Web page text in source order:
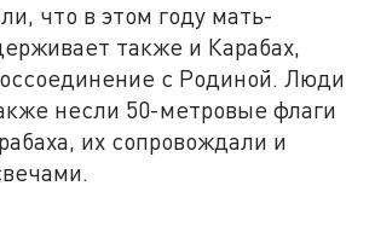
что в этом году мать-
также и Карабах,
с Родиной. Люди
несли 50-метровые флаги
их сопровождали и